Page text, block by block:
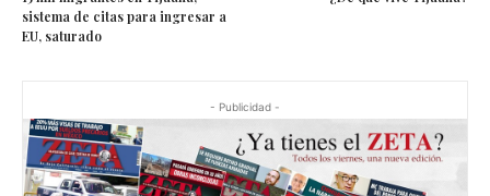
sistema de citas para ingresar a
EU, saturado
- Publicidad -